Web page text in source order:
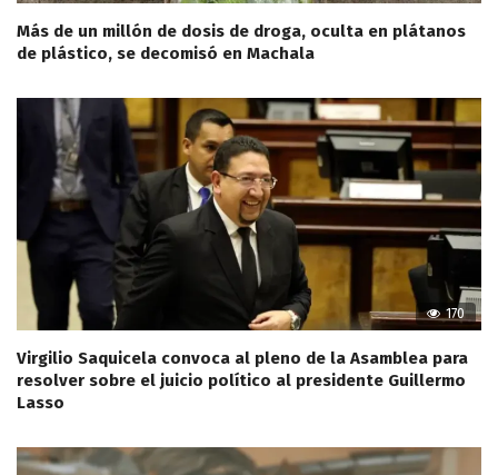
Más de un millón de dosis de droga, oculta en plátanos
de plástico, se decomisó en Machala
170
Virgilio Saquicela convoca al pleno de la Asamblea para
resolver sobre el juicio político al presidente Guillermo
Lasso